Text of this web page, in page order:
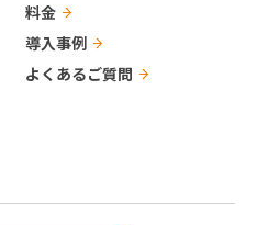
料金
導入事例
よくあるご質問